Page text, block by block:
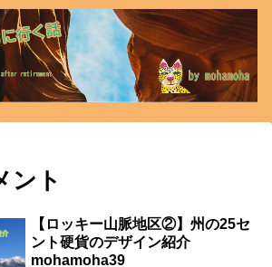
ント
【ロッキー山脈地区②】州の25セ
ント硬貨のデザイン紹介
mohamoha39